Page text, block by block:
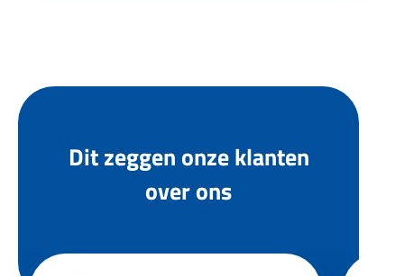
Dit zeggen onze klanten
over ons